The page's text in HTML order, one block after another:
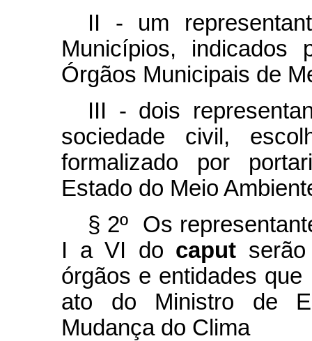
II - um
Municípios, indicados
Órgãos Municipais de
III - dois
sociedade civil,
formalizado por
Estado do Meio
§ 2º Os
I a VI do caput
órgãos e entidades
ato do Ministro de
Mudança do Clima